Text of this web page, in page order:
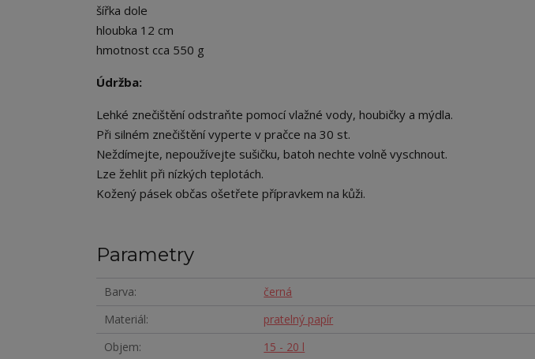
šířka dole
hloubka 12 cm
hmotnost cca 550 g
Údržba:
Lehké znečištění odstraňte pomocí vlažné vody, houbičky a mýdla.
Při silném znečištění vyperte v pračce na 30 st.
Neždímejte, nepoužívejte sušičku, batoh nechte volně vyschnout.
Lze žehlit při nízkých teplotách.
Kožený pásek občas ošetřete přípravkem na kůži.
Parametry
Barva
černá
Materiál
pratelný papír
Objem
15 - 20 l